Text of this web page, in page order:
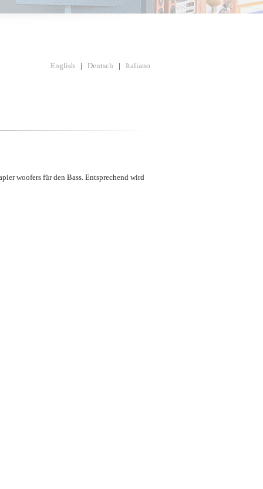
English | Deutsch | Italiano
woofers für den Bass. Entsprechend wird